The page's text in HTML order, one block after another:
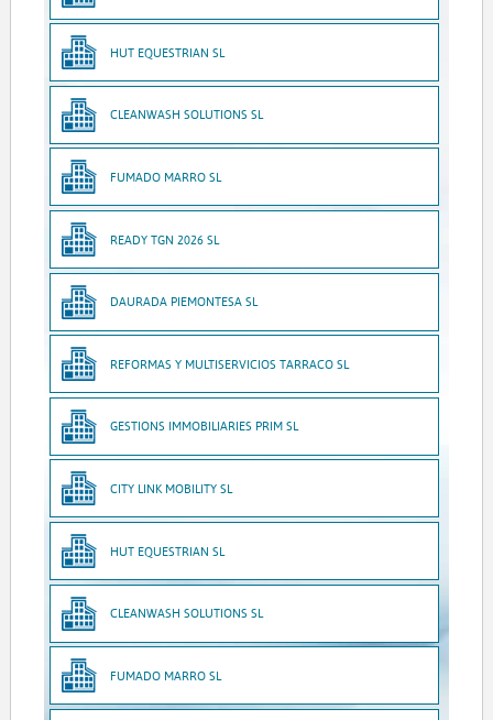
HUT EQUESTRIAN SL
CLEANWASH SOLUTIONS SL
FUMADO MARRO SL
READY TGN 2026 SL
DAURADA PIEMONTESA SL
REFORMAS Y MULTISERVICIOS TARRACO SL
GESTIONS IMMOBILIARIES PRIM SL
CITY LINK MOBILITY SL
HUT EQUESTRIAN SL
CLEANWASH SOLUTIONS SL
FUMADO MARRO SL